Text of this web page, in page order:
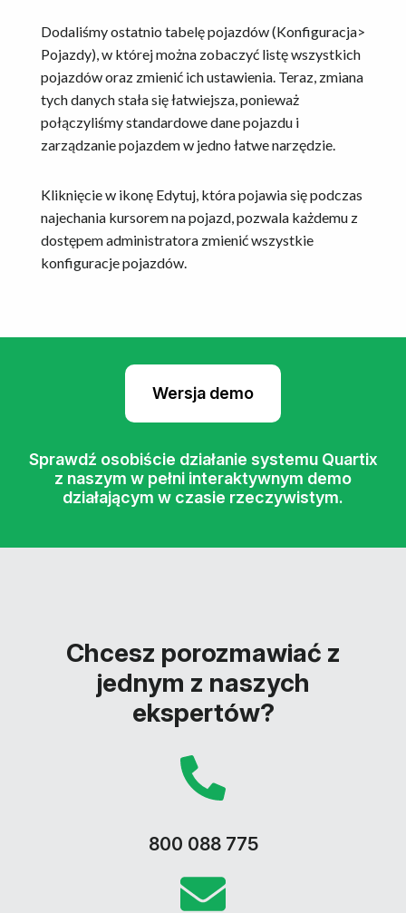
Dodaliśmy ostatnio tabelę pojazdów (Konfiguracja>
Pojazdy), w której można zobaczyć listę wszystkich
pojazdów oraz zmienić ich ustawienia. Teraz, zmiana
tych danych stała się łatwiejsza, ponieważ
połączyliśmy standardowe dane pojazdu i
zarządzanie pojazdem w jedno łatwe narzędzie.
Kliknięcie w ikonę Edytuj, która pojawia się podczas
najechania kursorem na pojazd, pozwala każdemu z
dostępem administratora zmienić wszystkie
konfiguracje pojazdów.
Wersja demo
Sprawdź osobiście działanie systemu Quartix
z naszym w pełni interaktywnym demo
działającym w czasie rzeczywistym.
Chcesz porozmawiać z
jednym z naszych
ekspertów?
800 088 775